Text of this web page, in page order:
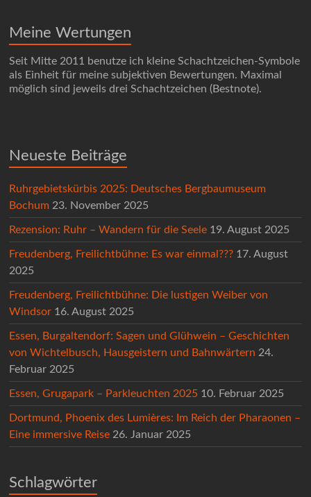
Meine Wertungen
Seit Mitte 2011 benutze ich kleine Schachtzeichen-Symbole
als Einheit für meine subjektiven Bewertungen. Maximal
möglich sind jeweils drei Schachtzeichen (Bestnote).
Neueste Beiträge
Ruhrgebietskürbis 2025: Deutsches Bergbaumuseum
Bochum 23. November 2025
Rezension: Ruhr – Wandern für die Seele 19. August 2025
Freudenberg, Freilichtbühne: Es war einmal??? 17. August
2025
Freudenberg, Freilichtbühne: Die lustigen Weiber von
Windsor 16. August 2025
Essen, Burgaltendorf: Sagen und Glühwein – Geschichten
von Wichtelbusch, Hausgeistern und Bahnwärtern 24.
Februar 2025
Essen, Grugapark – Parkleuchten 2025 10. Februar 2025
Dortmund, Phoenix des Lumières: Im Reich der Pharaonen –
Eine immersive Reise 26. Januar 2025
Schlagwörter